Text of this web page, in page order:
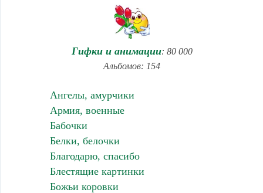
Гифки и анимации: 80 000
Альбомов: 154
Ангелы, амурчики
Армия, военные
Бабочки
Белки, белочки
Благодарю, спасибо
Блестящие картинки
Божьи коровки